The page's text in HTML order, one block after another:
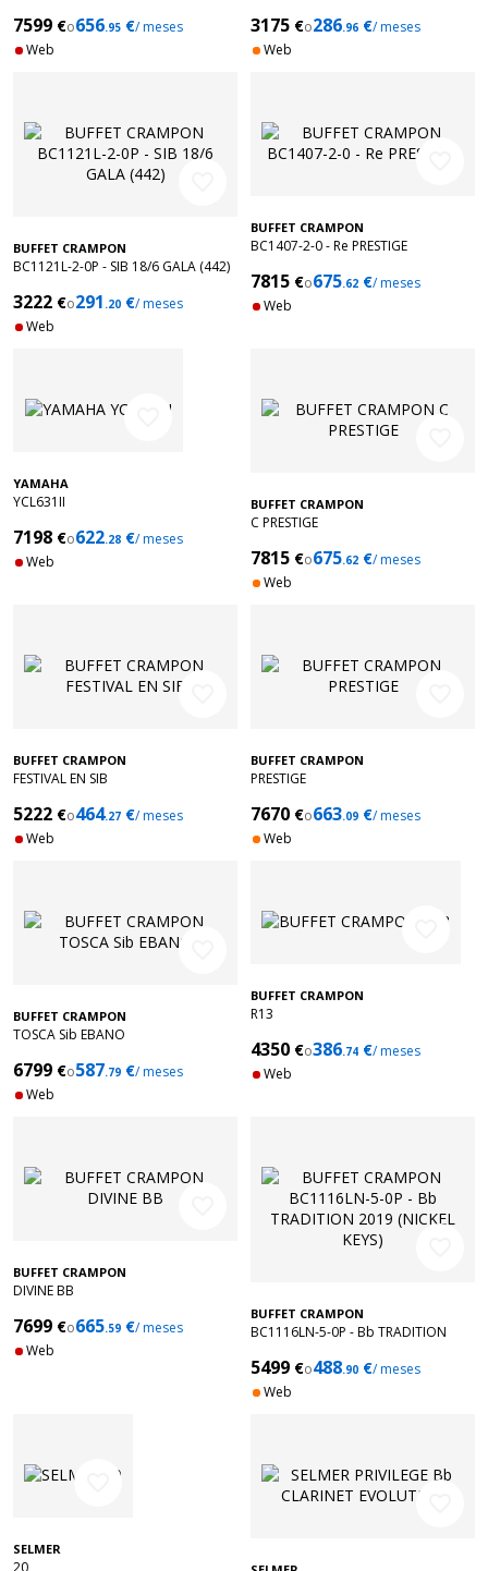
7599 €o656.95 €/ meses
Web
3175 €o286.96 €/ meses
Web
BUFFET CRAMPON
BC1121L-2-0P - SIB 18/6 GALA (442)
3222 €o291 .20 €/ meses
Web
BUFFET CRAMPON
BC1407-2-0 - Re PRESTIGE
7815 €o675.62 €/ meses
Web
YAMAHA
YCL631II
7198 €o622.28 €/ meses
Web
BUFFET CRAMPON
C PRESTIGE
7815 €o675.62 €/ meses
Web
BUFFET CRAMPON
FESTIVAL EN SIB
5222 €o464.27 €/ meses
Web
BUFFET CRAMPON
PRESTIGE
7670 €o663.09 €/ meses
Web
BUFFET CRAMPON
TOSCA Sib EBANO
6799 €o587.79 €/ meses
Web
BUFFET CRAMPON
R13
4350 €o386.74 €/ meses
Web
BUFFET CRAMPON
DIVINE BB
7699 €o665.59 €/ meses
Web
BUFFET CRAMPON
BC1116LN-5-0P - Bb TRADITION
5499 €o488.90 €/ meses
Web
SELMER
20